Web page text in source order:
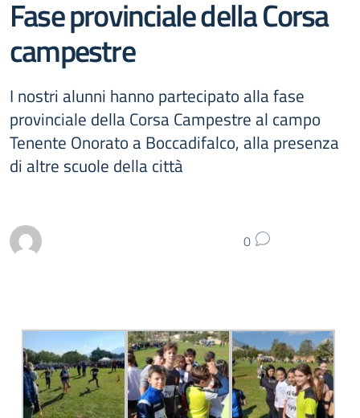
Fase provinciale della Corsa
campestre
I nostri alunni hanno partecipato alla fase
provinciale della Corsa Campestre al campo
Tenente Onorato a Boccadifalco, alla presenza
di altre scuole della città
0